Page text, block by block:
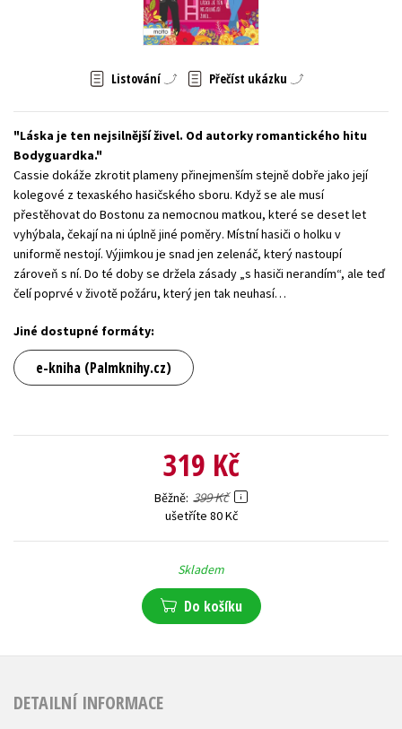
Zahraniční literatura
Listování Přečíst ukázku
Láska je ten nejsilnější živel. Od autorky romantického hitu
Bodyguardka.
Cassie dokáže zkrotit plameny přinejmenším stejně dobře jako její
kolegové z texaského hasičského sboru. Když se ale musí
přestěhovat do Bostonu za nemocnou matkou, které se deset let
vyhýbala, čekají na ni úplně jiné poměry. Místní hasiči o holku v
uniformě nestojí. Výjimkou je snad jen zelenáč, který nastoupí
zároveň s ní. Do té doby se držela zásady „s hasiči nerandím“, ale teď
čelí poprvé v životě požáru, který jen tak neuhasí…
Jiné dostupné formáty:
e-kniha (Palmknihy.cz)
319 Kč
Běžně 399 Kč
ušetříte 80 Kč
Skladem
Do košíku
DETAILNÍ INFORMACE